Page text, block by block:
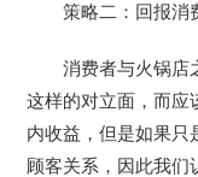
策略二：回报消
消费者与火锅店
这样的对立面，而应
内收益，但是如果只
顾客关系，因此我